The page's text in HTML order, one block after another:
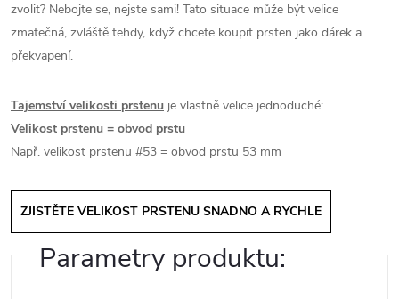
zvolit? Nebojte se, nejste sami! Tato situace může být velice
zmatečná, zvláště tehdy, když chcete koupit prsten jako dárek a
překvapení.
Tajemství velikosti prstenu je vlastně velice jednoduché:
Velikost prstenu = obvod prstu
Např. velikost prstenu #53 = obvod prstu 53 mm
ZJISTĚTE VELIKOST PRSTENU SNADNO A RYCHLE
Parametry produktu: